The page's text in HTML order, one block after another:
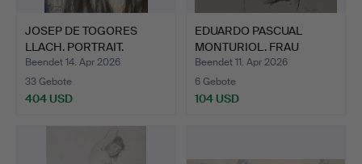
JOSEP DE TOGORES
LLACH. PORTRAIT.
PASTELL …
Beendet 14. Apr 2026
33 Gebote
404 USD
EDUARDO PASCUAL
MONTURIOL. FRAU
NACKT VON …
Beendet 11. Apr 2026
6 Gebote
104 USD